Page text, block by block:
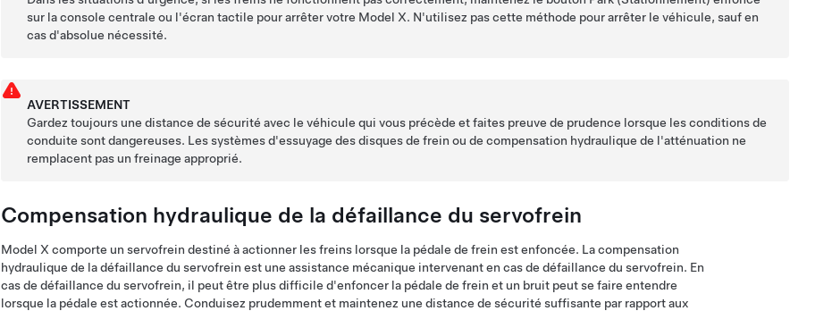
sur la console centrale ou l'écran tactile pour arrêter votre Model X. N'utilisez pas cette méthode pour arrêter le véhicule, sauf en
cas d'absolue nécessité.
AVERTISSEMENT
Gardez toujours une distance de sécurité avec le véhicule qui vous précède et faites preuve de prudence lorsque les conditions de
conduite sont dangereuses. Les systèmes d'essuyage des disques de frein ou de compensation hydraulique de l'atténuation ne
remplacent pas un freinage approprié.
Compensation hydraulique de la défaillance du servofrein
Model X comporte un servofrein destiné à actionner les freins lorsque la pédale de frein est enfoncée. La compensation
hydraulique de la défaillance du servofrein est une assistance mécanique intervenant en cas de défaillance du servofrein. En
cas de défaillance du servofrein, il peut être plus difficile d'enfoncer la pédale de frein et un bruit peut se faire entendre
lorsque la pédale est actionnée. Conduisez prudemment et maintenez une distance de sécurité suffisante par rapport aux